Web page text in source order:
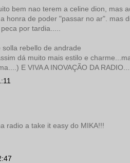
bem nao terem a celine dion, mas
honra de poder "passar no ar". mas
por tardia.....
rebello de andrade
dá muito mais estilo e
E VIVA A INOVAÇÃO DA
radio a take it easy do MIKA!!!